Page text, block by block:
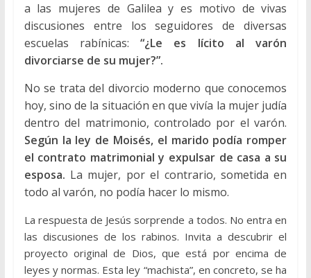
a las mujeres de Galilea y es motivo de vivas
discusiones entre los seguidores de diversas
escuelas rabínicas:“¿Le es lícito al varón
divorciarse de su mujer?”.
No se trata del divorcio moderno que conocemos
hoy, sino de la situación en que vivía la mujer judía
dentro del matrimonio, controlado por el varón.
Según la ley de Moisés, el marido podía romper
el contrato matrimonial y expulsar de casa a su
esposa. La mujer, por el contrario, sometida en
todo al varón, no podía hacer lo mismo.
La respuesta de Jesús sorprende a todos. No entra en
las discusiones de los rabinos. Invita a descubrir el
proyecto original de Dios, que está por encima de
leyes y normas. Esta ley “machista”, en concreto, se ha